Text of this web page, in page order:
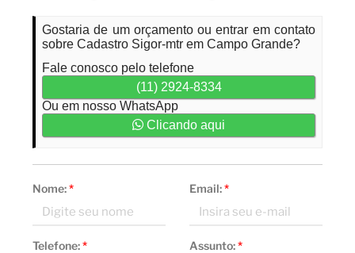
Gostaria de um orçamento ou entrar em contato
sobre Cadastro Sigor-mtr em Campo Grande?
Fale conosco pelo telefone
(11) 2924-8334
Ou em nosso WhatsApp
Clicando aqui
Nome:* Email:*
Telefone:* Assunto:*